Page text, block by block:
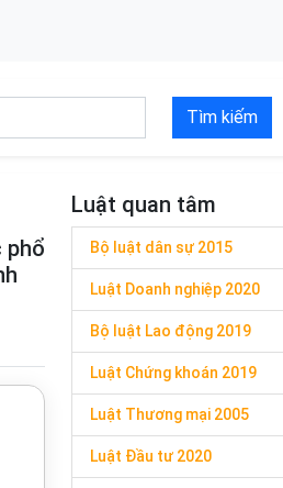
Tìm kiếm
phổ
Luật quan tâm
Bộ luật dân sự 2015
Luật Doanh nghiệp 2020
Bộ luật Lao động 2019
Luật Chứng khoán 2019
Luật Thương mại 2005
Luật Đầu tư 2020